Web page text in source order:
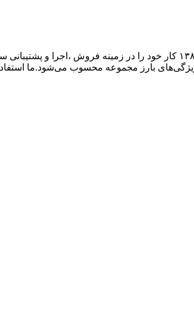
گروه فنی مهندسی ارتباط ساز، نمایندگی تجهیزات ارتباطی پاناسونیک از
بارز مجموعه محسوب می‌شود.ما